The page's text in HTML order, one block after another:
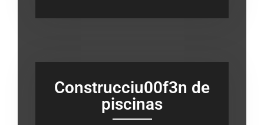
Construcciu00f3n de
piscinas